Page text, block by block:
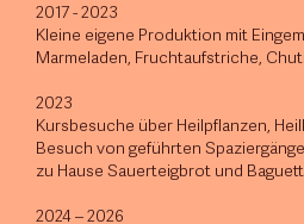
2017 - 2023
Kleine eigene Produktion mit
Marmeladen, Fruchtaufstriche,
2023
Kursbesuche über Heilpflanzen,
Besuch von geführten
zu Hause Sauerteigbrot und
2024 – 2026